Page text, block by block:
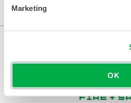
Marketing
OK
此产品通常不在您所在的区域销
改您的区域。